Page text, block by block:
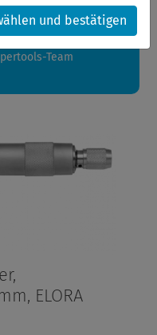
werden ab dem
Team
ELORA
und bestätigen